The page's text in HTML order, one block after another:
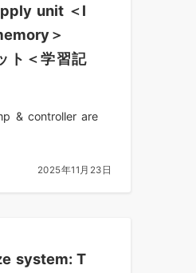
unit ＜l
＞
ト＜学習記
& controller are
2025年11月23日
system: T